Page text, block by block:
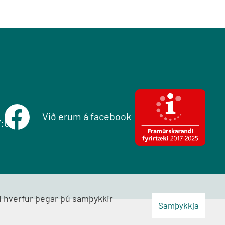
Við erum á facebook
þegar þú samþykkir
Samþykkja